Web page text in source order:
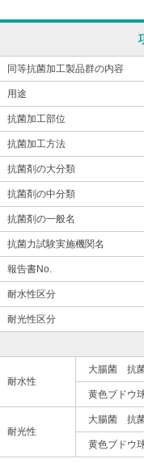
同等抗菌加工製品群の内容
用途
抗菌加工部位
抗菌加工方法
抗菌剤の大分類
抗菌剤の中分類
抗菌剤の一般名
抗菌力試験実施機関名
報告書No.
耐水性区分
耐光性区分
耐水性
大腸菌 抗
黄色ブドウ
耐光性
大腸菌 抗
黄色ブドウ